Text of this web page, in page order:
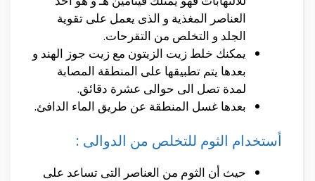
العناصر المغذية و الذى يعمل على تقوية
الجلد و التخلص من التقرحات.
يمكنك خلط زيت الزيتون مع زيت جوز الهند و
بعدها يتم تطبيقها على المنطقة المصابة
لمدة تصل الى حوالى عشرة دقائق.
بعدها غسل المنطقة عن طريق الماء الدافئ.
أستخدام الثوم للتخلص من الدوالى :
حيث أن الثوم من العناصر التى تساعد على